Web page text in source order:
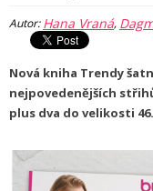
Autor:Hana Vraná,
Nová kniha Trendy
nejpovedenějších
plus dva do velikosti